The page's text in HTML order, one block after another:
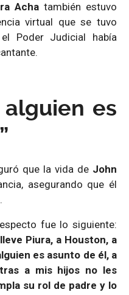
Acha también estuvo
virtual que se tuvo
Poder Judicial había
alguien es
que la vida de John
asegurando que él
fue lo siguiente:
Piura, a Houston, a
es asunto de él, a
a mis hijos no les
su rol de padre y lo